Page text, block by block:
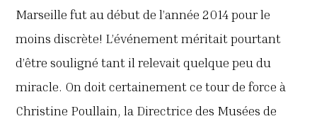
Marseille fut au début de l’année 2014 pour le
moins discrète! L’événement méritait pourtant
d’être souligné tant il relevait quelque peu du
miracle. On doit certainement ce tour de force à
Christine Poullain, la Directrice des Musées de